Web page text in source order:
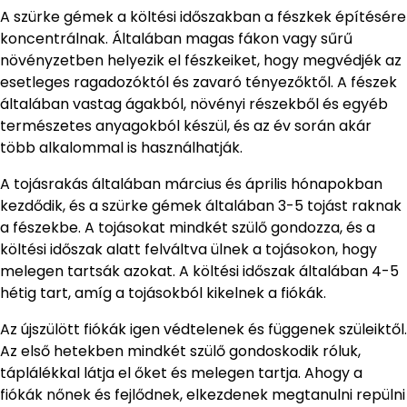
A szürke gémek a költési időszakban a fészkek építésére
koncentrálnak. Általában magas fákon vagy sűrű
növényzetben helyezik el fészkeiket, hogy megvédjék az
esetleges ragadozóktól és zavaró tényezőktől. A fészek
általában vastag ágakból, növényi részekből és egyéb
természetes anyagokból készül, és az év során akár
több alkalommal is használhatják.
A tojásrakás általában március és április hónapokban
kezdődik, és a szürke gémek általában 3-5 tojást raknak
a fészekbe. A tojásokat mindkét szülő gondozza, és a
költési időszak alatt felváltva ülnek a tojásokon, hogy
melegen tartsák azokat. A költési időszak általában 4-5
hétig tart, amíg a tojásokból kikelnek a fiókák.
Az újszülött fiókák igen védtelenek és függenek szüleiktől.
Az első hetekben mindkét szülő gondoskodik róluk,
táplálékkal látja el őket és melegen tartja. Ahogy a
fiókák nőnek és fejlődnek, elkezdenek megtanulni repülni